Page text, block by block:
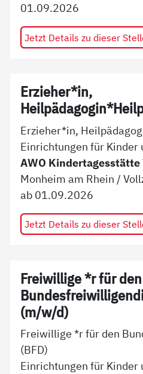
01.09.2026
Jetzt Details zu dieser
Erzieher*in,
Erzieher*in,
Einrichtungen für Kinder
AWO
Monheim am Rhein /
ab 01.09.2026
Jetzt Details zu dieser
Freiwillige *r für den
(m/w/d)
Freiwillige *r für den
(BFD)
Einrichtungen für Kinder